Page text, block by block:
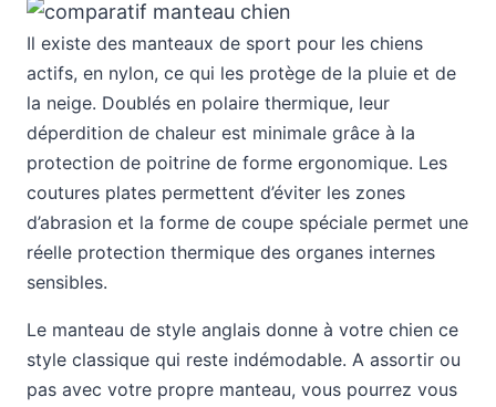
Il existe des manteaux de sport pour les chiens
actifs, en nylon, ce qui les protège de la pluie et de
la neige. Doublés en polaire thermique, leur
déperdition de chaleur est minimale grâce à la
protection de poitrine de forme ergonomique. Les
coutures plates permettent d’éviter les zones
d’abrasion et la forme de coupe spéciale permet une
réelle protection thermique des organes internes
sensibles.
Le manteau de style anglais donne à votre chien ce
style classique qui reste indémodable. A assortir ou
pas avec votre propre manteau, vous pourrez vous